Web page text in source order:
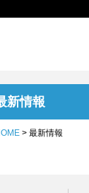
新情報
> 最新情報